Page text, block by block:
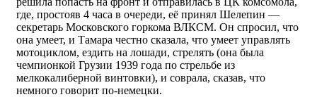
где, простояв 4 часа в очереди, её принял Шелепин —
секретарь Московского горкома ВЛКСМ. Он спросил, что
она умеет, и Тамара честно сказала, что умеет управлять
мотоциклом, ездить на лошади, стрелять (она была
чемпионкой Грузии 1939 года по стрельбе из
мелкокалиберной винтовки), и соврала, сказав, что
немного говорит по-немецки.